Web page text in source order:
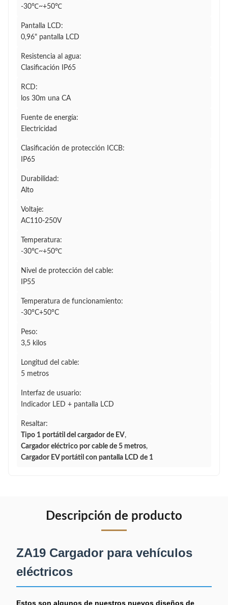
-30℃~+50℃
Pantalla LCD:
0,96" pantalla LCD
Resistencia al agua:
Clasificación IP65
RCD:
los 30m una CA
Fuente de energía:
Electricidad
Clasificación de protección ICCB:
IP65
Durabilidad:
Alto
Voltaje:
AC110-250V
Temperatura:
-30℃~+50℃
Nivel de protección del cable:
IP55
Temperatura de funcionamiento:
-30°C+50°C
Peso:
3,5 kilos
Longitud del cable:
5 metros
Interfaz de usuario:
Indicador LED + pantalla LCD
Resaltar:
Tipo 1 portátil del cargador de EV,
Cargador eléctrico por cable de 5 metros,
Cargador EV portátil con pantalla LCD de 1
Descripción de producto
ZA19 Cargador para vehículos
eléctricos
Estos son algunos de nuestros nuevos diseños de